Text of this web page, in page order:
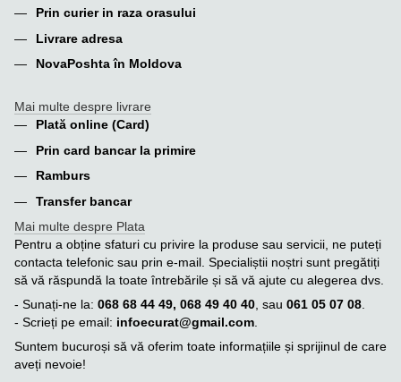
Prin curier in raza orasului
Livrare adresa
NovaPoshta în Moldova
Mai multe despre livrare
Plată online (Card)
Prin card bancar la primire
Ramburs
Transfer bancar
Mai multe despre Plata
Pentru a obține sfaturi cu privire la produse sau servicii, ne puteți
contacta telefonic sau prin e-mail. Specialiștii noștri sunt pregătiți
să vă răspundă la toate întrebările și să vă ajute cu alegerea dvs.
- Sunați-ne la: 068 68 44 49, 068 49 40 40 , sau 061 05 07 08
- Scrieți pe email: infoecurat@gmail.com
Suntem bucuroși să vă oferim toate informațiile și sprijinul de care
aveți nevoie!